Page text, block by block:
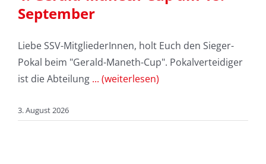
September
Liebe SSV-MitgliederInnen, holt Euch den Sieger-
Pokal beim "Gerald-Maneth-Cup". Pokalverteidiger
ist die Abteilung... (weiterlesen)
3. August 2026